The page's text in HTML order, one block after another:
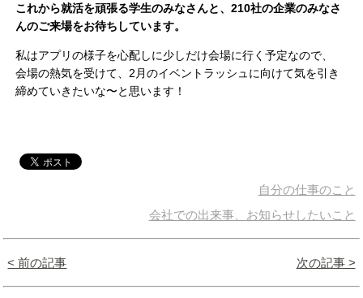
これから就活を頑張る学生のみなさんと、210社の企業のみなさ
んのご来場をお待ちしています。
私はアプリの様子を心配しに少しだけ会場に行く予定なので、
会場の熱気を受けて、2月のイベントラッシュに向けて気を引き
締めていきたいな〜と思います！
自分の仕事のこと
会社での出来事、お知らせしたいこと
< 前の記事 次の記事 >